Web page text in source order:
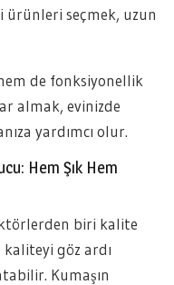
ürünleri seçmek, uzun
de fonksiyonellik
almak, evinizde
yardımcı olur.
Hem Şık Hem
biri kalite
kaliteyi göz ardı
Kumaşın